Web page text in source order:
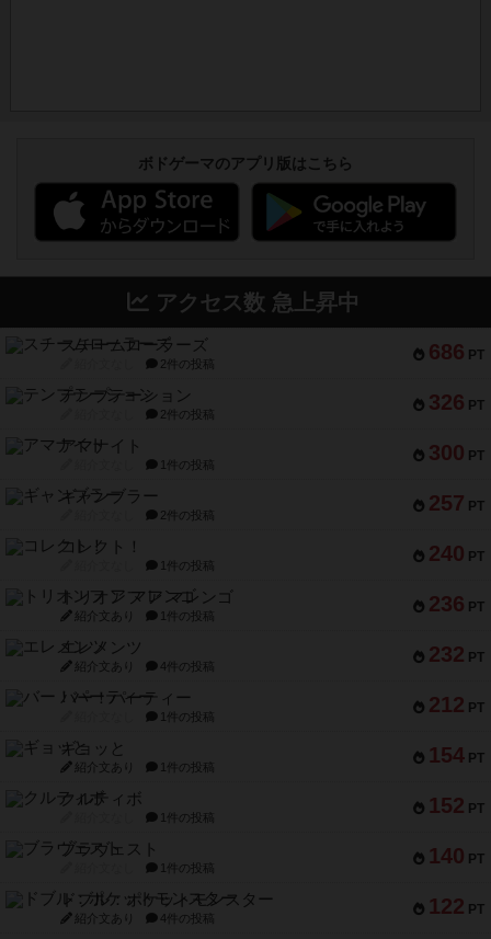
ボドゲーマのアプリ版はこちら
アクセス数 急上昇中
686 PT
スチームローラーズ
2件の投稿
326 PT
テンプテーション
2件の投稿
300 PT
アマナイト
1件の投稿
257 PT
ギャンブラー
2件の投稿
240 PT
コレクト！
1件の投稿
236 PT
トリオンフ ア マレンゴ
紹介文あり 1件の投稿
232 PT
エレメンツ
紹介文あり 4件の投稿
212 PT
バー！パーティー
1件の投稿
154 PT
ギョッと
紹介文あり 1件の投稿
152 PT
クルティボ
1件の投稿
140 PT
ブラヴェスト
1件の投稿
122 PT
ドブル：ポケットモンスター
紹介文あり 4件の投稿